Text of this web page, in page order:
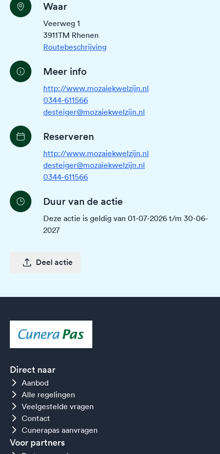
Waar
Veerweg 1
3911TM Rhenen
Routebeschrijving
Meer info
http://www.mozaiekwelzijn.nl
0344-611566
desteiger@mozaiekwelzijn.nl
Reserveren
http://www.mozaiekwelzijn.nl
desteiger@mozaiekwelzijn.nl
0344-611566
Duur van de actie
Deze actie is geldig van 01-07-2026 t/m 30-06-
2027
Deel actie
Direct naar
Aanbod
Alle regelingen
Veelgestelde vragen
Contact
Cunerapas aanvragen
Voor partners